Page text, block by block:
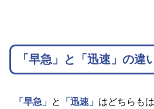
「早急」と「迅速」の違
「早急」 と 「迅速」 はどちらも